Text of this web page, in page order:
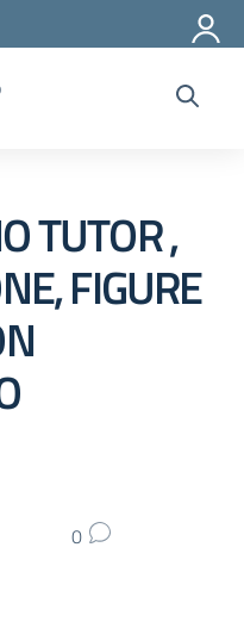
TUTOR ,
FIGURE
0